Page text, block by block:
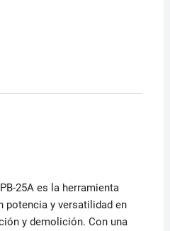
25A es la herramienta
potencia y versatilidad en
y demolición. Con una